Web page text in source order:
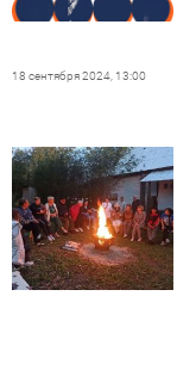
18 сентября 2024, 13:00